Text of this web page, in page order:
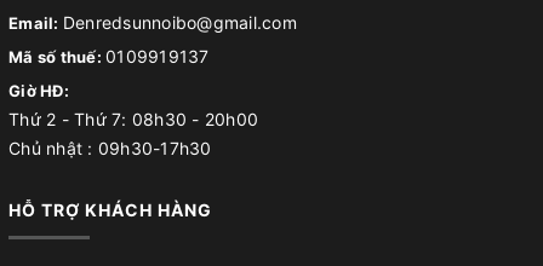
Email: Denredsunnoibo@gmail.com
Mã số thuế: 0109919137
Giờ HĐ:
Thứ 2 - Thứ 7: 08h30 - 20h00
Chủ nhật : 09h30-17h30
HỖ TRỢ KHÁCH HÀNG